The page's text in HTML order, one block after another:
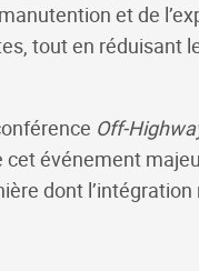
et de
tout en réduisant
Off-
événement
dont